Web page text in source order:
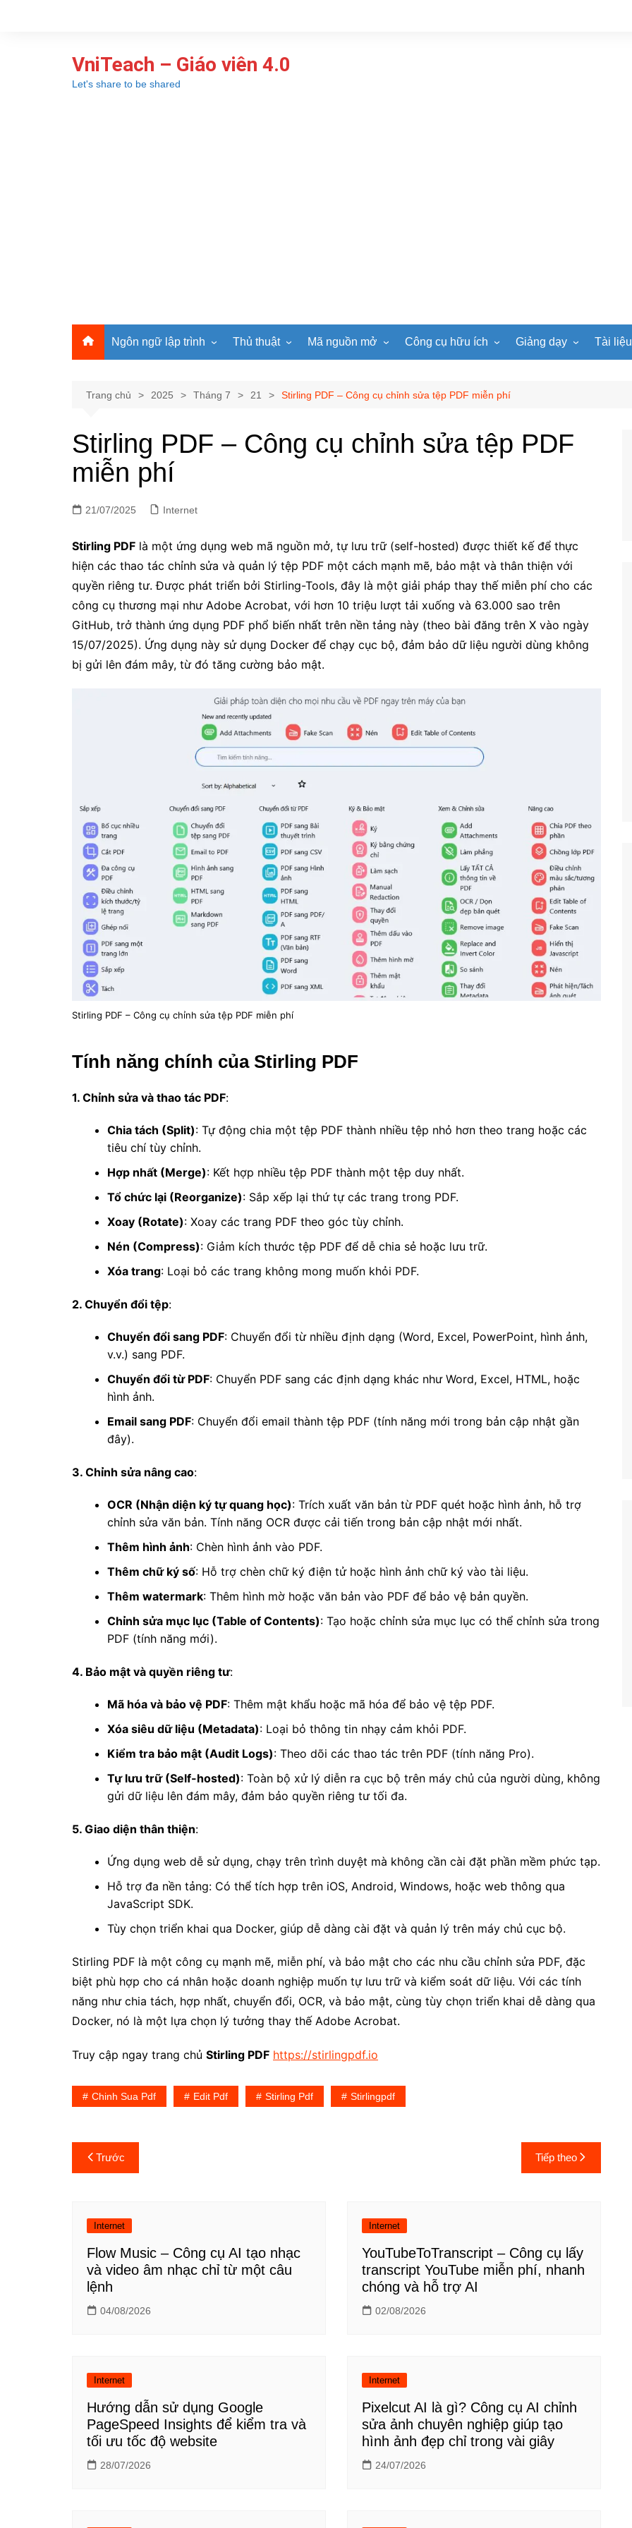
VniTeach – Giáo viên 4.0
Let's share to be shared
Ngôn ngữ lập trình
Lập trình C
Lập trình C++
Lập trình Scratch
Lập trình Microbit
Lập trình Web
Thủ thuật
Microsoft Excel
Windows
Internet
Mã nguồn mở
Joomla
EduPortal
Công cụ hữu ích
Lật mảnh ghép
Game Quay số
Giảng dạy
Tiếng Anh
KHTN
Âm nhạc
Mĩ thuật
Công nghệ
Tài
Trang chủ 2025 Tháng 7 21 Stirling PDF – Công cụ chỉnh sửa tệp PDF miễn phí
Stirling PDF – Công cụ chỉnh sửa tệp PDF
miễn phí
21/07/2025 Internet
Stirling PDF là một ứng dụng web mã nguồn mở, tự lưu trữ (self-hosted) được thiết kế để thực
hiện các thao tác chỉnh sửa và quản lý tệp PDF một cách mạnh mẽ, bảo mật và thân thiện với
quyền riêng tư. Được phát triển bởi Stirling-Tools, đây là một giải pháp thay thế miễn phí cho các
công cụ thương mại như Adobe Acrobat, với hơn 10 triệu lượt tải xuống và 63.000 sao trên
GitHub, trở thành ứng dụng PDF phổ biến nhất trên nền tảng này (theo bài đăng trên X vào ngày
15/07/2025). Ứng dụng này sử dụng Docker để chạy cục bộ, đảm bảo dữ liệu người dùng không
bị gửi lên đám mây, từ đó tăng cường bảo mật.
Stirling PDF – Công cụ chỉnh sửa tệp PDF miễn phí
Tính năng chính của Stirling PDF
1. Chỉnh sửa và thao tác PDF:
Chia tách (Split): Tự động chia một tệp PDF thành nhiều tệp nhỏ hơn theo trang hoặc các
tiêu chí tùy chỉnh.
Hợp nhất (Merge): Kết hợp nhiều tệp PDF thành một tệp duy nhất.
Tổ chức lại (Reorganize): Sắp xếp lại thứ tự các trang trong PDF.
Xoay (Rotate): Xoay các trang PDF theo góc tùy chỉnh.
Nén (Compress): Giảm kích thước tệp PDF để dễ chia sẻ hoặc lưu trữ.
Xóa trang: Loại bỏ các trang không mong muốn khỏi PDF.
2. Chuyển đổi tệp:
Chuyển đổi sang PDF: Chuyển đổi từ nhiều định dạng (Word, Excel, PowerPoint, hình ảnh,
v.v.) sang PDF.
Chuyển đổi từ PDF: Chuyển PDF sang các định dạng khác như Word, Excel, HTML, hoặc
hình ảnh.
Email sang PDF: Chuyển đổi email thành tệp PDF (tính năng mới trong bản cập nhật gần
đây).
3. Chỉnh sửa nâng cao:
OCR (Nhận diện ký tự quang học): Trích xuất văn bản từ PDF quét hoặc hình ảnh, hỗ trợ
chỉnh sửa văn bản. Tính năng OCR được cải tiến trong bản cập nhật mới nhất.
Thêm hình ảnh: Chèn hình ảnh vào PDF.
Thêm chữ ký số: Hỗ trợ chèn chữ ký điện tử hoặc hình ảnh chữ ký vào tài liệu.
Thêm watermark: Thêm hình mờ hoặc văn bản vào PDF để bảo vệ bản quyền.
Chỉnh sửa mục lục (Table of Contents): Tạo hoặc chỉnh sửa mục lục có thể chỉnh sửa trong
PDF (tính năng mới).
4. Bảo mật và quyền riêng tư:
Mã hóa và bảo vệ PDF: Thêm mật khẩu hoặc mã hóa để bảo vệ tệp PDF.
Xóa siêu dữ liệu (Metadata): Loại bỏ thông tin nhạy cảm khỏi PDF.
Kiểm tra bảo mật (Audit Logs): Theo dõi các thao tác trên PDF (tính năng Pro).
Tự lưu trữ (Self-hosted): Toàn bộ xử lý diễn ra cục bộ trên máy chủ của người dùng, không
gửi dữ liệu lên đám mây, đảm bảo quyền riêng tư tối đa.
5. Giao diện thân thiện:
Ứng dụng web dễ sử dụng, chạy trên trình duyệt mà không cần cài đặt phần mềm phức tạp.
Hỗ trợ đa nền tảng: Có thể tích hợp trên iOS, Android, Windows, hoặc web thông qua
JavaScript SDK.
Tùy chọn triển khai qua Docker, giúp dễ dàng cài đặt và quản lý trên máy chủ cục bộ.
Stirling PDF là một công cụ mạnh mẽ, miễn phí, và bảo mật cho các nhu cầu chỉnh sửa PDF, đặc
biệt phù hợp cho cá nhân hoặc doanh nghiệp muốn tự lưu trữ và kiểm soát dữ liệu. Với các tính
năng như chia tách, hợp nhất, chuyển đổi, OCR, và bảo mật, cùng tùy chọn triển khai dễ dàng qua
Docker, nó là một lựa chọn lý tưởng thay thế Adobe Acrobat.
Truy cập ngay trang chủ Stirling PDF https://stirlingpdf.io
Chinh Sua Pdf Edit Pdf Stirling Pdf Stirlingpdf
Điều
hướng
viết
Trước Tiếp theo
Internet
Flow Music – Công cụ AI tạo nhạc
và video âm nhạc chỉ từ một câu
lệnh
04/08/2026
Internet
YouTubeToTranscript – Công cụ lấy
transcript YouTube miễn phí, nhanh
chóng và hỗ trợ AI
02/08/2026
Internet
Hướng dẫn sử dụng Google
PageSpeed Insights để kiểm tra và
tối ưu tốc độ website
28/07/2026
Internet
Pixelcut AI là gì? Công cụ AI chỉnh
sửa ảnh chuyên nghiệp giúp tạo
hình ảnh đẹp chỉ trong vài giây
24/07/2026